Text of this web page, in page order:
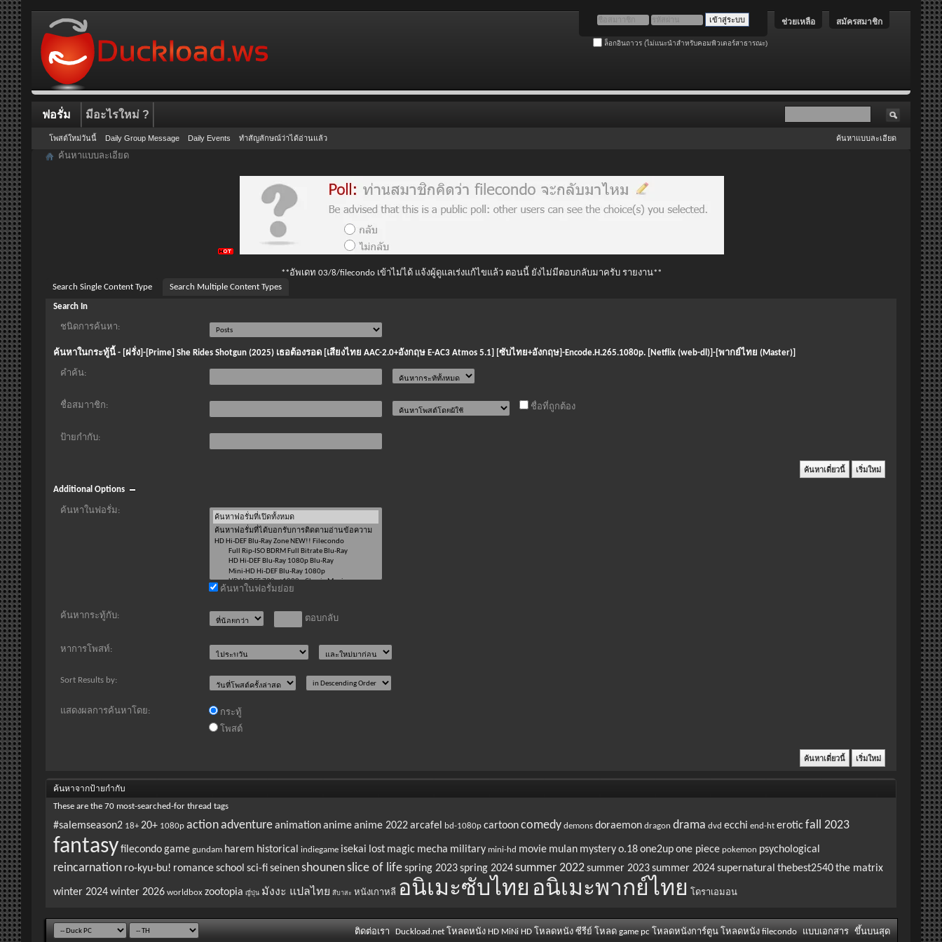
สมัครสมาชิก
ช่วยเหลือ
ล็อกอินถาวร (ไม่แนะนำสำหรับคอมพิวเตอร์สาธารณะ)
ฟอรั่ม มีอะไรใหม่ ?
โพสต์ใหม่วันนี้ Daily Group Message Daily Events ทำสัญลักษณ์ว่าได้อ่านแล้ว ค้นหาแบบละเอียด
ค้นหาแบบละเอียด
**อัพเดท 03/8/filecondo เข้าไม่ได้ แจ้งผู้ดูแลเร่งแก้ไขแล้ว ตอนนี้ ยังไม่มีตอบกลับมาครับ รายงาน**
Search Single Content Type
Search Multiple Content Types
Search In
ชนิดการค้นหา:
ค้นหาในกระทู้นี้ - [ฝรั่ง]-[Prime] She Rides Shotgun (2025) เธอต้องรอด [เสียงไทย AAC-2.0+อังกฤษ E-AC3 Atmos 5.1] [ซับไทย+อังกฤษ]-Encode.H.265.1080p. [Netflix (web-dl)]-[พากย์ไทย (Master)]
คำค้น:
ชื่อสมาาชิก: ชื่อที่ถูกต้อง
ป้ายกำกับ:
Additional Options
ค้นหาในฟอรั่ม:
ค้นหาในฟอรั่มย่อย
ค้นหากระทู้กับ: ตอบกลับ
หาการโพสท์:
Sort Results by:
แสดงผลการค้นหาโดย:
กระทู้
โพสต์
ค้นหาจากป้ายกำกับ
These are the 70 most-searched-for thread tags
#salemseason2 18+ 20+ 1080p actionadventureanimationanimeanime 2022arcafel bd-1080p cartooncomedy demons doraemon dragon drama dvd ecchi end-ht eroticfall 2023
fantasyfilecondogame gundam harem historical indiegame isekai lost magic mecha military mini-hd movie mulan mysteryo.18one2upone piece pokemon psychological
reincarnation ro-kyu-bu! romanceschool sci-fiseinenshounenslice of lifespring 2023spring 2024summer 2022summer 2023summer 2024supernatural thebest2540the matrix
winter 2024winter 2026 worldbox zootopia ญี่ปุ่น มังงะ แปลไทย สึบาสะ หนังเกาหลี อนิเมะซับไทย อนิเมะพากย์ไทย โดราเอมอน
ติดต่อเรา Duckload.net โหลดหนัง HD MiNi HD โหลดหนัง ซีรีย์ โหลด game pc โหลดหนังการ์ตูน โหลดหนัง filecondo แบบเอกสาร ขึ้นบนสุด